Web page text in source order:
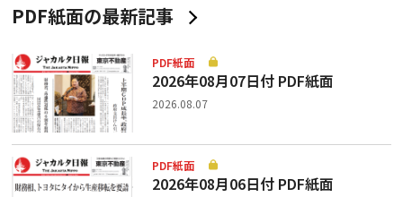
PDF紙面の最新記事
PDF紙面
2026年08月07日付 PDF紙面
2026.08.07
PDF紙面
2026年08月06日付 PDF紙面